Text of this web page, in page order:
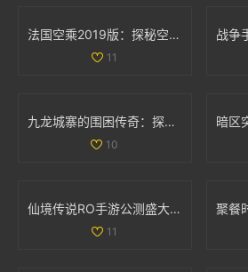
法国空乘2019版：探秘空中服务背后的故事与挑战
11
九龙城寨的围困传奇：探索历史中的生存之道
10
仙境传说RO手游公测盛大开启 福利返利额度详细解析
11